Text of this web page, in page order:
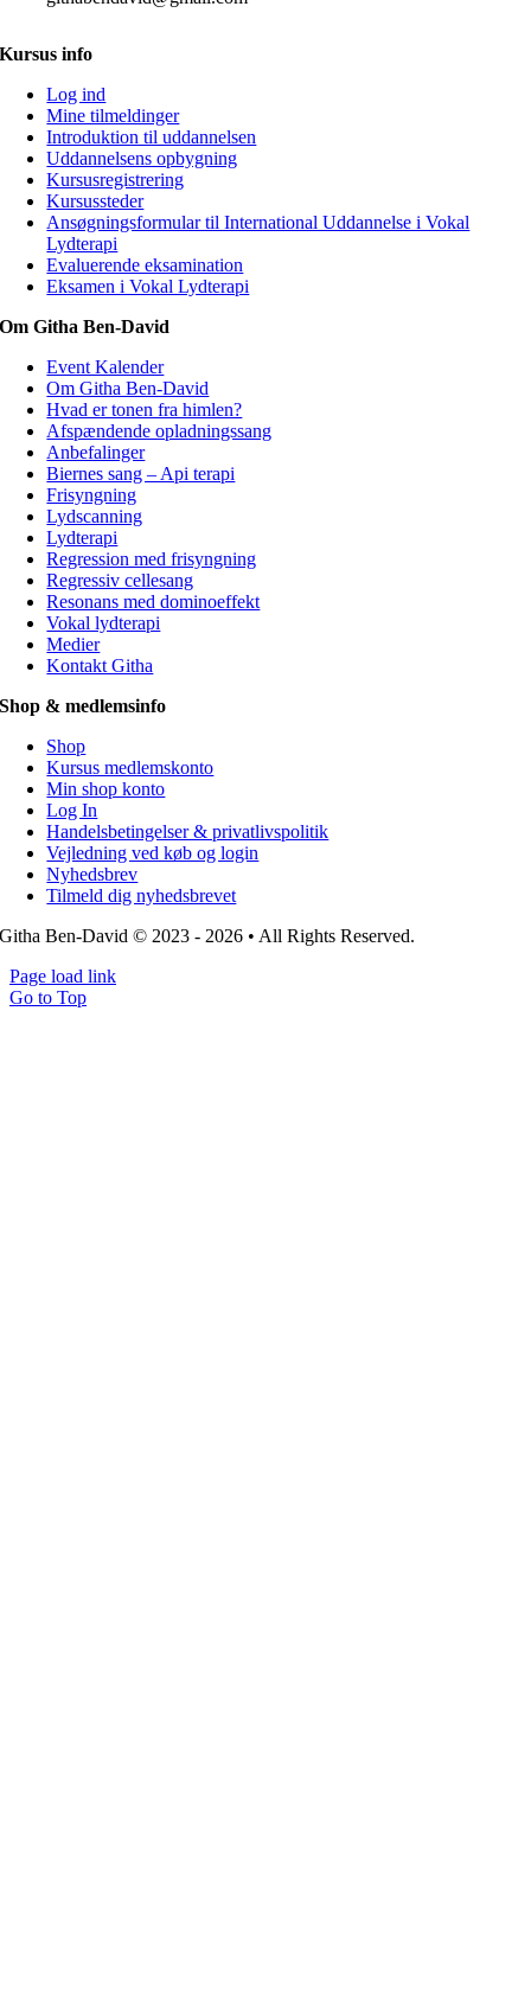
Kursus info
Log ind
Mine tilmeldinger
Introduktion til uddannelsen
Uddannelsens opbygning
Kursusregistrering
Kursussteder
Ansøgningsformular til International Uddannelse i Vokal
Lydterapi
Evaluerende eksamination
Eksamen i Vokal Lydterapi
Om Githa Ben-David
Event Kalender
Om Githa Ben-David
Hvad er tonen fra himlen?
Afspændende opladningssang
Anbefalinger
Biernes sang – Api terapi
Frisyngning
Lydscanning
Lydterapi
Regression med frisyngning
Regressiv cellesang
Resonans med dominoeffekt
Vokal lydterapi
Medier
Kontakt Githa
Shop & medlemsinfo
Shop
Kursus medlemskonto
Min shop konto
Log In
Handelsbetingelser & privatlivspolitik
Vejledning ved køb og login
Nyhedsbrev
Tilmeld dig nyhedsbrevet
Githa Ben-David © 2023 - 2026 • All Rights Reserved.
Page load link
Go to Top